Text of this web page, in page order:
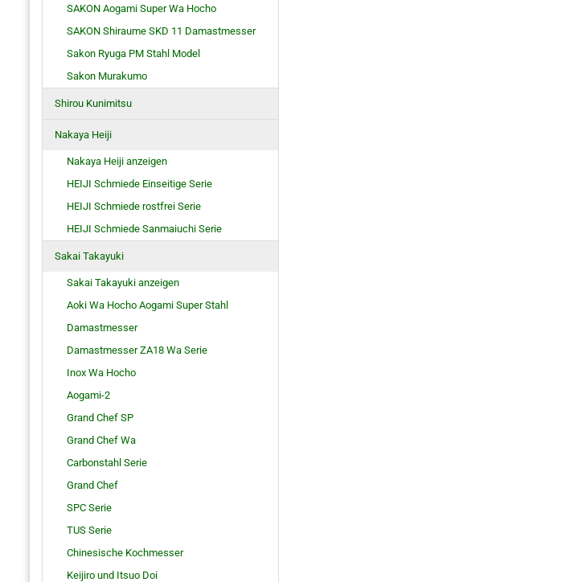
SAKON Aogami Super Wa Hocho
SAKON Shiraume SKD 11 Damastmesser
Sakon Ryuga PM Stahl Model
Sakon Murakumo
Shirou Kunimitsu
Nakaya Heiji
Nakaya Heiji anzeigen
HEIJI Schmiede Einseitige Serie
HEIJI Schmiede rostfrei Serie
HEIJI Schmiede Sanmaiuchi Serie
Sakai Takayuki
Sakai Takayuki anzeigen
Aoki Wa Hocho Aogami Super Stahl
Damastmesser
Damastmesser ZA18 Wa Serie
Inox Wa Hocho
Aogami-2
Grand Chef SP
Grand Chef Wa
Carbonstahl Serie
Grand Chef
SPC Serie
TUS Serie
Chinesische Kochmesser
Keijiro und Itsuo Doi